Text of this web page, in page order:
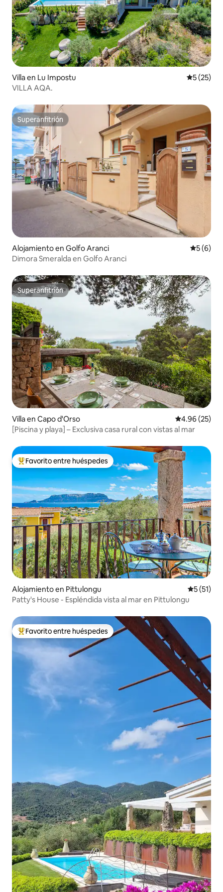
Villa en Lu Impostu
5 (25)
VILLA AQA.
Superanfitrión
Superanfitrión
Alojamiento en Golfo Aranci
5 (6)
Dimora Smeralda en Golfo Aranci
Superanfitrión
Superanfitrión
Villa en Capo d'Orso Calificación
4.96 (25)
[Piscina y playa] – Exclusiva casa rural con vistas al mar
Favorito entre huéspedes preferido
Favorito entre huéspedes
Alojamiento en Pittulongu
5 (51)
Patty's House - Espléndida vista al mar en Pittulongu
Favorito entre huéspedes preferido
Favorito entre huéspedes